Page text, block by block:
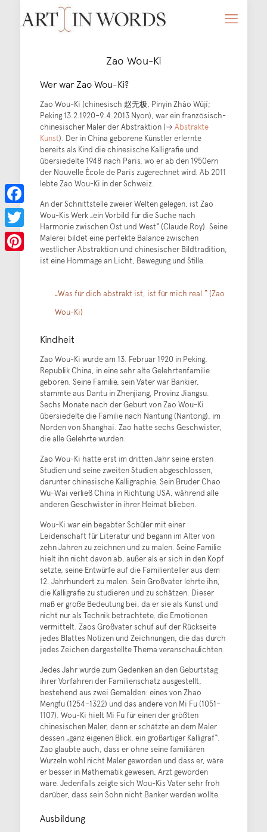
Zao Wou-Ki
Wer war Zao Wou-Ki?
Zao Wou-Ki (chinesisch 赵无极, Pinyin Zhào Wújí;
Peking 13.2.1920–9.4.2013 Nyon), war ein französisch-
chinesischer Maler der Abstraktion (→ Abstrakte
Kunst). Der in China geborene Künstler erlernte
bereits als Kind die chinesische Kalligrafie und
übersiedelte 1948 nach Paris, wo er ab den 1950ern
der Nouvelle École de Paris zugerechnet wird. Ab 2011
lebte Zao Wou-Ki in der Schweiz.
An der Schnittstelle zweier Welten gelegen, ist Zao
Wou-Kis Werk „ein Vorbild für die Suche nach
Harmonie zwischen Ost und West“ (Claude Roy). Seine
Malerei bildet eine perfekte Balance zwischen
westlicher Abstraktion und chinesischer Bildtradition,
ist eine Hommage an Licht, Bewegung und Stille.
„Was für dich abstrakt ist, ist für mich real.“ (Zao
Wou-Ki)
Kindheit
Zao Wou-Ki wurde am 13. Februar 1920 in Peking,
Republik China, in eine sehr alte Gelehrtenfamilie
geboren. Seine Familie, sein Vater war Bankier,
stammte aus Dantu in Zhenjiang, Provinz Jiangsu.
Sechs Monate nach der Geburt von Zao Wou-Ki
übersiedelte die Familie nach Nantung (Nantong), im
Norden von Shanghai. Zao hatte sechs Geschwister,
die alle Gelehrte wurden.
Zao Wou-Ki hatte erst im dritten Jahr seine ersten
Studien und seine zweiten Studien abgeschlossen,
darunter chinesische Kalligraphie. Sein Bruder Chao
Wu-Wai verließ China in Richtung USA, während alle
anderen Geschwister in ihrer Heimat blieben.
Wou-Ki war ein begabter Schüler mit einer
Leidenschaft für Literatur und begann im Alter von
zehn Jahren zu zeichnen und zu malen. Seine Familie
hielt ihn nicht davon ab, außer als er sich in den Kopf
setzte, seine Entwürfe auf die Familienteller aus dem
12. Jahrhundert zu malen. Sein Großvater lehrte ihn,
die Kalligrafie zu studieren und zu schätzen. Dieser
maß er große Bedeutung bei, da er sie als Kunst und
nicht nur als Technik betrachtete, die Emotionen
vermittelt. Zaos Großvater schuf auf der Rückseite
jedes Blattes Notizen und Zeichnungen, die das durch
jedes Zeichen dargestellte Thema veranschaulichten.
Jedes Jahr wurde zum Gedenken an den Geburtstag
ihrer Vorfahren der Familienschatz ausgestellt,
bestehend aus zwei Gemälden: eines von Zhao
Mengfu (1254–1322) und das andere von Mi Fu (1051–
1107). Wou-Ki hielt Mi Fu für einen der größten
chinesischen Maler, denn er schätzte an dem Maler
dessen „ganz eigenen Blick, ein großartiger Kalligraf“.
Zao glaubte auch, dass er ohne seine familiären
Wurzeln wohl nicht Maler geworden und dass er, wäre
er besser in Mathematik gewesen, Arzt geworden
wäre. Jedenfalls zeigte sich Wou-Kis Vater sehr froh
darüber, dass sein Sohn nicht Banker werden wollte.
Ausbildung
Facebook
Twitter